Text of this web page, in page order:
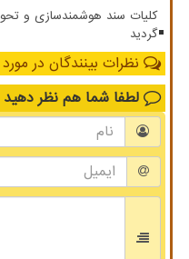
کلیات سند هوشمندسازی و
گردید
نظرات بینندگان در
لطفا شما هم نظر دهید